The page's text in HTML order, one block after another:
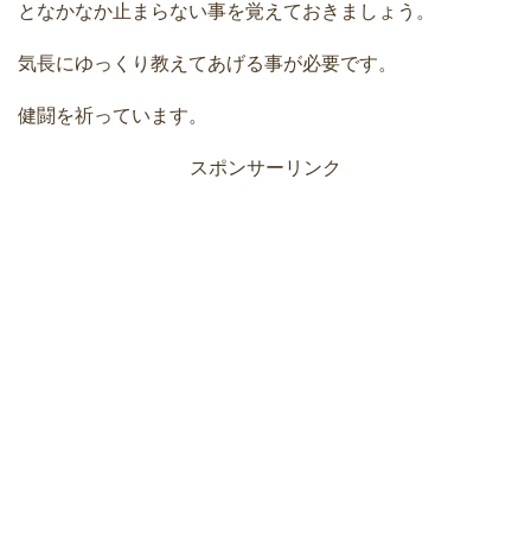
となかなか止まらない事を覚えておきましょう。
気長にゆっくり教えてあげる事が必要です。
健闘を祈っています。
スポンサーリンク